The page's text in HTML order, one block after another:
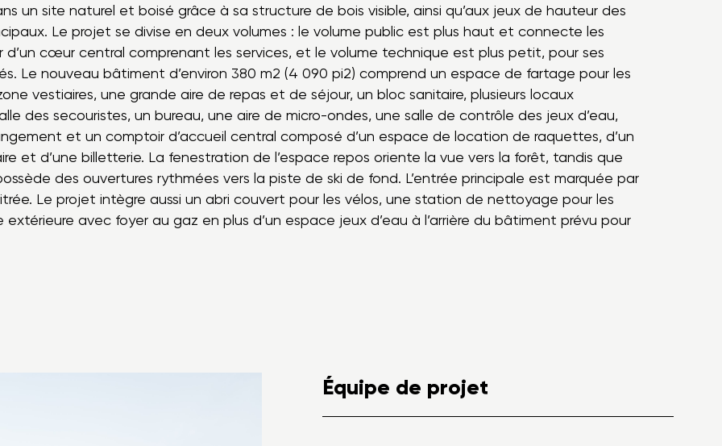
un site naturel et boisé grâce à sa structure de bois visible, ainsi qu’aux jeux de hauteur des
Le projet se divise en deux volumes : le volume public est plus haut et connecte les
d’un cœur central comprenant les services, et le volume technique est plus petit, pour ses
Le nouveau bâtiment d’environ 380 m2 (4 090 pi2) comprend un espace de fartage pour les
vestiaires, une grande aire de repas et de séjour, un bloc sanitaire, plusieurs locaux
des secouristes, un bureau, une aire de micro-ondes, une salle de contrôle des jeux d’eau,
et un comptoir d’accueil central composé d’un espace de location de raquettes, d’un
et d’une billetterie. La fenestration de l’espace repos oriente la vue vers la forêt, tandis que
des ouvertures rythmées vers la piste de ski de fond. L’entrée principale est marquée par
Le projet intègre aussi un abri couvert pour les vélos, une station de nettoyage pour les
extérieure avec foyer au gaz en plus d’un espace jeux d’eau à l’arrière du bâtiment prévu pour
Équipe de projet